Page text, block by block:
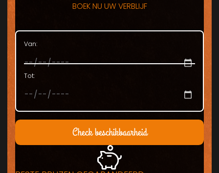
BOEK NU UW VERBLIJF
Van:
Tot:
Check beschikbaarheid